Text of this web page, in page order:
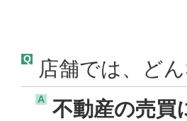
Q 店舗では、ど
A
不動産の売買